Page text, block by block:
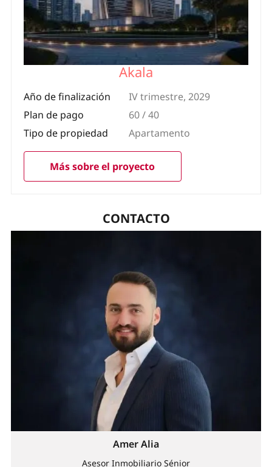
Akala
Año de finalización
IV trimestre, 2029
Plan de pago
60 / 40
Tipo de propiedad
Apartamento
Más sobre el proyecto
CONTACTO
Amer Alia
Asesor Inmobiliario Sénior